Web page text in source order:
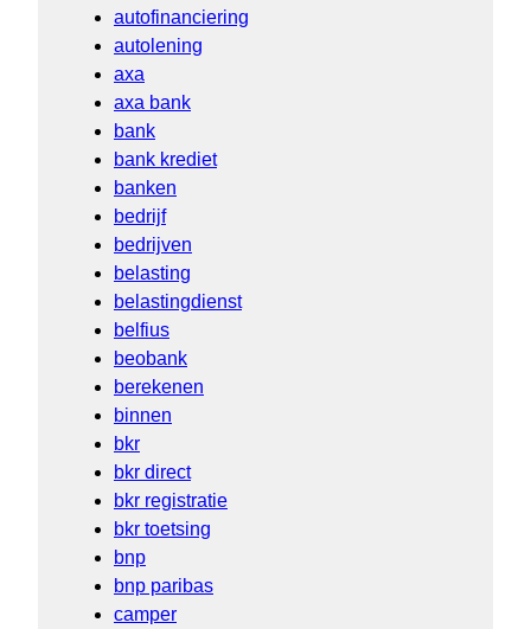
autofinanciering
autolening
axa
axa bank
bank
bank krediet
banken
bedrijf
bedrijven
belasting
belastingdienst
belfius
beobank
berekenen
binnen
bkr
bkr direct
bkr registratie
bkr toetsing
bnp
bnp paribas
camper